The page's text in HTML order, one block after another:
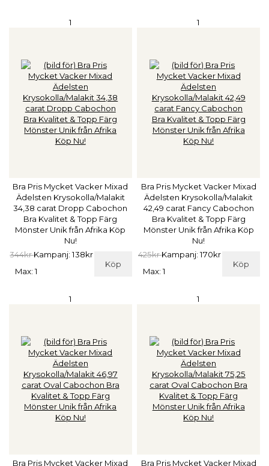
1
Bra Pris Mycket Vacker Mixad
Ädelsten Krysokolla/Malakit
34,38 carat Dropp Cabochon
Bra Kvalitet & Topp Färg
Mönster Unik från Afrika Köp
Nu!
344krKampanj: 138kr
Köp
Max: 1
1
Bra Pris Mycket Vacker Mixad
Ädelsten Krysokolla/Malakit
42,49 carat Fancy Cabochon
Bra Kvalitet & Topp Färg
Mönster Unik från Afrika Köp
Nu!
425krKampanj: 170kr
Köp
Max: 1
1
Bra Pris Mycket Vacker Mixad
1
Bra Pris Mycket Vacker Mixad